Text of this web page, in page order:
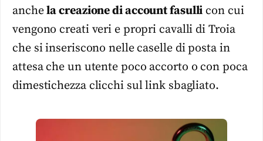
anchela creazione di account fasulli con cui
vengono creati veri e propri cavalli di Troia
che si inseriscono nelle caselle di posta in
attesa che un utente poco accorto o con poca
dimestichezza clicchi sul link sbagliato.